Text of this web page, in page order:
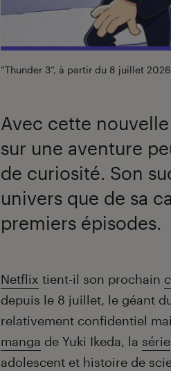
“Thunder 3”, à partir du 8 juillet
Avec cette
sur une aventure
de curiosité. Son
univers que de sa
premiers épisodes.
Introduction
Netflix tient-il son prochain
depuis le 8 juillet, le géant
relativement confidentiel
manga de Yuki Ikeda, la série
adolescent et histoire de